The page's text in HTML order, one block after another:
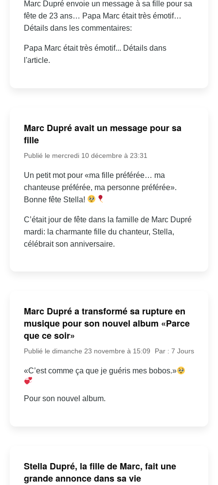
Marc Dupré envoie un message à sa fille pour sa
fête de 23 ans… Papa Marc était très émotif…
Détails dans les commentaires:
Papa Marc était très émotif... Détails dans
l'article.
Marc Dupré avait un message pour sa
fille
Publié le mercredi 10 décembre à 23:31
Un petit mot pour «ma fille préférée… ma
chanteuse préférée, ma personne préférée».
Bonne fête Stella!
C’était jour de fête dans la famille de Marc Dupré
mardi: la charmante fille du chanteur, Stella,
célébrait son anniversaire.
Marc Dupré a transformé sa rupture en
musique pour son nouvel album «Parce
que ce soir»
Publié le dimanche 23 novembre à 15:09 Par : 7 Jours
«C’est comme ça que je guéris mes bobos.»
Pour son nouvel album.
Stella Dupré, la fille de Marc, fait une
grande annonce dans sa vie